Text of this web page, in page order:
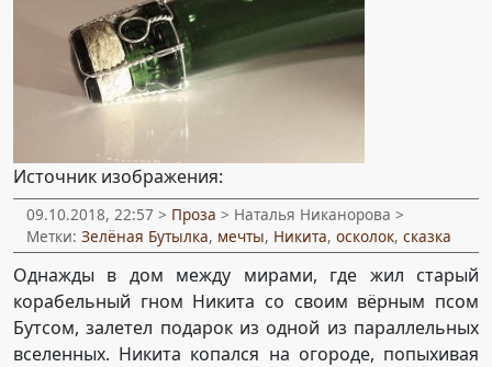
Источник изображения:
09.10.2018, 22:57 > Проза > Наталья Никанорова >
Метки: Зелёная Бутылка, мечты, Никита, осколок, сказка
Однажды в дом между мирами, где жил старый
корабельный гном Никита со своим вёрным псом
Бутсом, залетел подарок из одной из параллельных
вселенных. Никита копался на огороде, попыхивая